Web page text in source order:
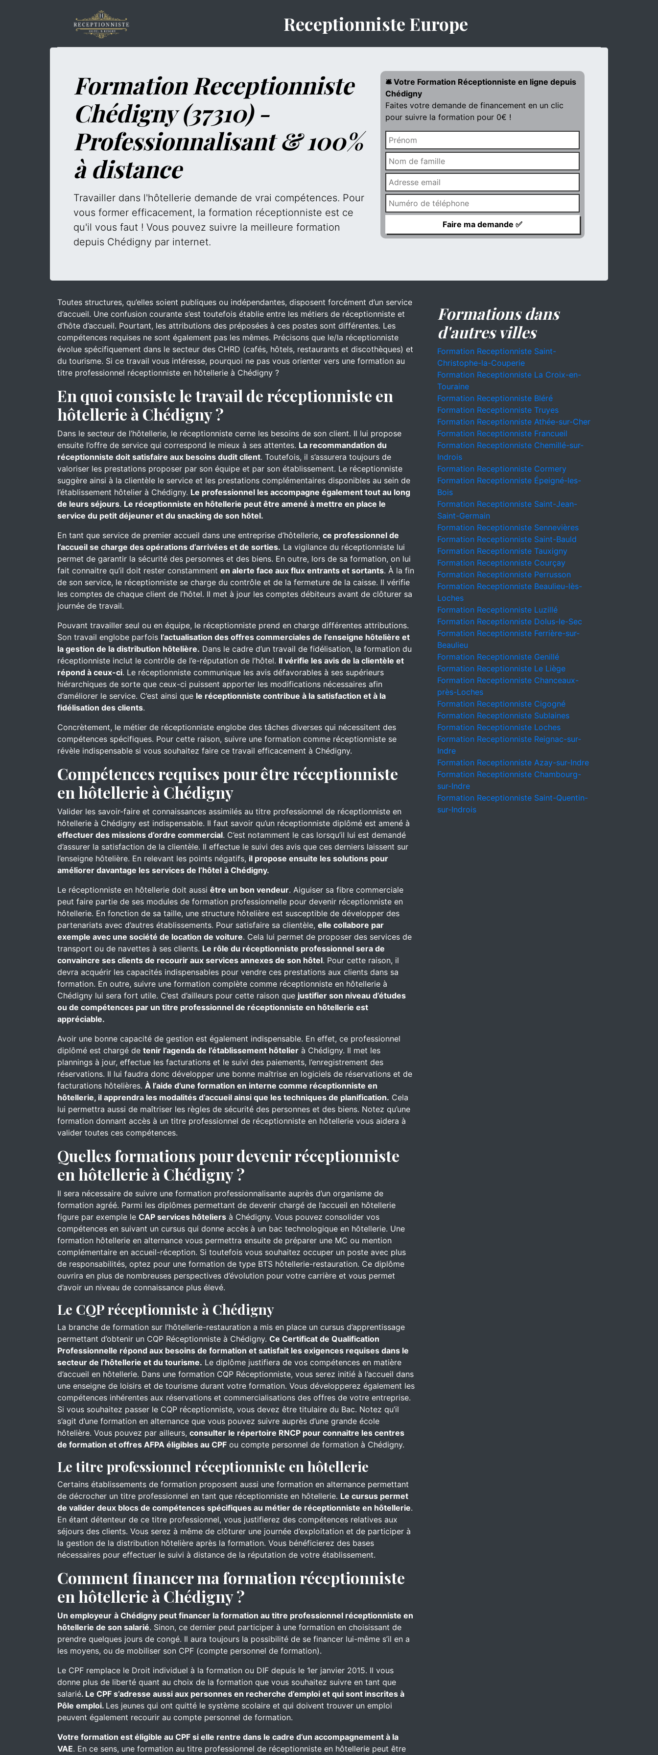
Receptionniste Europe
Formation Receptionniste
Chédigny (37310) -
Professionnalisant & 100%
à distance
Travailler dans l'hôtellerie demande de vrai compétences. Pour
vous former efficacement, la formation réceptionniste est ce
qu'il vous faut ! Vous pouvez suivre la meilleure formation
depuis Chédigny par internet.
🛎️ Votre Formation Réceptionniste en ligne depuis
Chédigny
Faites votre demande de financement en un clic
pour suivre la formation pour 0€ !
Toutes structures, qu’elles soient publiques ou indépendantes, disposent forcément d’un service
d’accueil. Une confusion courante s’est toutefois établie entre les métiers de réceptionniste et
d’hôte d’accueil. Pourtant, les attributions des préposées à ces postes sont différentes. Les
compétences requises ne sont également pas les mêmes. Précisons que le/la réceptionniste
évolue spécifiquement dans le secteur des CHRD (cafés, hôtels, restaurants et discothèques) et
du tourisme. Si ce travail vous intéresse, pourquoi ne pas vous orienter vers une formation au
titre professionnel réceptionniste en hôtellerie à Chédigny ?
En quoi consiste le travail de réceptionniste en
hôtellerie à Chédigny ?
Dans le secteur de l’hôtellerie, le réceptionniste cerne les besoins de son client. Il lui propose
ensuite l’offre de service qui correspond le mieux à ses attentes. La recommandation du
réceptionniste doit satisfaire aux besoins dudit client. Toutefois, il s’assurera toujours de
valoriser les prestations proposer par son équipe et par son établissement. Le réceptionniste
suggère ainsi à la clientèle le service et les prestations complémentaires disponibles au sein de
l’établissement hôtelier à Chédigny. Le professionnel les accompagne également tout au long
de leurs séjours. Le réceptionniste en hôtellerie peut être amené à mettre en place le
service du petit déjeuner et du snacking de son hôtel.
En tant que service de premier accueil dans une entreprise d’hôtellerie, ce professionnel de
l’accueil se charge des opérations d’arrivées et de sorties. La vigilance du réceptionniste lui
permet de garantir la sécurité des personnes et des biens. En outre, lors de sa formation, on lui
fait connaitre qu’il doit rester constamment en alerte face aux flux entrants et sortants. À la fin
de son service, le réceptionniste se charge du contrôle et de la fermeture de la caisse. Il vérifie
les comptes de chaque client de l’hôtel. Il met à jour les comptes débiteurs avant de clôturer sa
journée de travail.
Pouvant travailler seul ou en équipe, le réceptionniste prend en charge différentes attributions.
Son travail englobe parfois l’actualisation des offres commerciales de l’enseigne hôtelière et
la gestion de la distribution hôtelière. Dans le cadre d’un travail de fidélisation, la formation du
réceptionniste inclut le contrôle de l’e-réputation de l’hôtel. Il vérifie les avis de la clientèle et
répond à ceux-ci. Le réceptionniste communique les avis défavorables à ses supérieurs
hiérarchiques de sorte que ceux-ci puissent apporter les modifications nécessaires afin
d’améliorer le service. C’est ainsi que le réceptionniste contribue à la satisfaction et à la
fidélisation des clients.
Concrètement, le métier de réceptionniste englobe des tâches diverses qui nécessitent des
compétences spécifiques. Pour cette raison, suivre une formation comme réceptionniste se
révèle indispensable si vous souhaitez faire ce travail efficacement à Chédigny.
Compétences requises pour être réceptionniste
en hôtellerie à Chédigny
Valider les savoir-faire et connaissances assimilés au titre professionnel de réceptionniste en
hôtellerie à Chédigny est indispensable. Il faut savoir qu’un réceptionniste diplômé est amené à
effectuer des missions d’ordre commercial. C’est notamment le cas lorsqu’il lui est demandé
d’assurer la satisfaction de la clientèle. Il effectue le suivi des avis que ces derniers laissent sur
l’enseigne hôtelière. En relevant les points négatifs, il propose ensuite les solutions pour
améliorer davantage les services de l’hôtel à Chédigny.
Le réceptionniste en hôtellerie doit aussi être un bon vendeur. Aiguiser sa fibre commerciale
peut faire partie de ses modules de formation professionnelle pour devenir réceptionniste en
hôtellerie. En fonction de sa taille, une structure hôtelière est susceptible de développer des
partenariats avec d’autres établissements. Pour satisfaire sa clientèle, elle collabore par
exemple avec une société de location de voiture. Cela lui permet de proposer des services de
transport ou de navettes à ses clients. Le rôle du réceptionniste professionnel sera de
convaincre ses clients de recourir aux services annexes de son hôtel. Pour cette raison, il
devra acquérir les capacités indispensables pour vendre ces prestations aux clients dans sa
formation. En outre, suivre une formation complète comme réceptionniste en hôtellerie à
Chédigny lui sera fort utile. C’est d’ailleurs pour cette raison que justifier son niveau d’études
ou de compétences par un titre professionnel de réceptionniste en hôtellerie est
appréciable.
Avoir une bonne capacité de gestion est également indispensable. En effet, ce professionnel
diplômé est chargé de tenir l’agenda de l’établissement hôtelier à Chédigny. Il met les
plannings à jour, effectue les facturations et le suivi des paiements, l’enregistrement des
réservations. Il lui faudra donc développer une bonne maîtrise en logiciels de réservations et de
facturations hôtelières. À l’aide d’une formation en interne comme réceptionniste en
hôtellerie, il apprendra les modalités d’accueil ainsi que les techniques de planification. Cela
lui permettra aussi de maîtriser les règles de sécurité des personnes et des biens. Notez qu’une
formation donnant accès à un titre professionnel de réceptionniste en hôtellerie vous aidera à
valider toutes ces compétences.
Quelles formations pour devenir réceptionniste
en hôtellerie à Chédigny ?
Il sera nécessaire de suivre une formation professionnalisante auprès d’un organisme de
formation agréé. Parmi les diplômes permettant de devenir chargé de l’accueil en hôtellerie
figure par exemple le CAP services hôteliers à Chédigny. Vous pouvez consolider vos
compétences en suivant un cursus qui donne accès à un bac technologique en hôtellerie. Une
formation hôtellerie en alternance vous permettra ensuite de préparer une MC ou mention
complémentaire en accueil-réception. Si toutefois vous souhaitez occuper un poste avec plus
de responsabilités, optez pour une formation de type BTS hôtellerie-restauration. Ce diplôme
ouvrira en plus de nombreuses perspectives d’évolution pour votre carrière et vous permet
d’avoir un niveau de connaissance plus élevé.
Le CQP réceptionniste à Chédigny
La branche de formation sur l’hôtellerie-restauration a mis en place un cursus d’apprentissage
permettant d’obtenir un CQP Réceptionniste à Chédigny. Ce Certificat de Qualification
Professionnelle répond aux besoins de formation et satisfait les exigences requises dans le
secteur de l’hôtellerie et du tourisme. Le diplôme justifiera de vos compétences en matière
d’accueil en hôtellerie. Dans une formation CQP Réceptionniste, vous serez initié à l’accueil dans
une enseigne de loisirs et de tourisme durant votre formation. Vous développerez également les
compétences inhérentes aux réservations et commercialisations des offres de votre entreprise.
Si vous souhaitez passer le CQP réceptionniste, vous devez être titulaire du Bac. Notez qu’il
s’agit d’une formation en alternance que vous pouvez suivre auprès d’une grande école
hôtelière. Vous pouvez par ailleurs, consulter le répertoire RNCP pour connaitre les centres
de formation et offres AFPA éligibles au CPF ou compte personnel de formation à Chédigny.
Le titre professionnel réceptionniste en hôtellerie
Certains établissements de formation proposent aussi une formation en alternance permettant
de décrocher un titre professionnel en tant que réceptionniste en hôtellerie. Le cursus permet
de valider deux blocs de compétences spécifiques au métier de réceptionniste en hôtellerie.
En étant détenteur de ce titre professionnel, vous justifierez des compétences relatives aux
séjours des clients. Vous serez à même de clôturer une journée d’exploitation et de participer à
la gestion de la distribution hôtelière après la formation. Vous bénéficierez des bases
nécessaires pour effectuer le suivi à distance de la réputation de votre établissement.
Comment financer ma formation réceptionniste
en hôtellerie à Chédigny ?
Un employeur à Chédigny peut financer la formation au titre professionnel réceptionniste en
hôtellerie de son salarié. Sinon, ce dernier peut participer à une formation en choisissant de
prendre quelques jours de congé. Il aura toujours la possibilité de se financer lui-même s’il en a
les moyens, ou de mobiliser son CPF (compte personnel de formation).
Le CPF remplace le Droit individuel à la formation ou DIF depuis le 1er janvier 2015. Il vous
donne plus de liberté quant au choix de la formation que vous souhaitez suivre en tant que
salarié. Le CPF s’adresse aussi aux personnes en recherche d’emploi et qui sont inscrites à
Pôle emploi. Les jeunes qui ont quitté le système scolaire et qui doivent trouver un emploi
peuvent également recourir au compte personnel de formation.
Votre formation est éligible au CPF si elle rentre dans le cadre d’un accompagnement à la
VAE. En ce sens, une formation au titre professionnel de réceptionniste en hôtellerie peut être
Formations dans
d'autres villes
Formation Receptionniste Saint-
Christophe-la-Couperie
Formation Receptionniste La Croix-en-
Touraine
Formation Receptionniste Bléré
Formation Receptionniste Truyes
Formation Receptionniste Athée-sur-Cher
Formation Receptionniste Francueil
Formation Receptionniste Chemillé-sur-
Indrois
Formation Receptionniste Cormery
Formation Receptionniste Épeigné-les-
Bois
Formation Receptionniste Saint-Jean-
Saint-Germain
Formation Receptionniste Sennevières
Formation Receptionniste Saint-Bauld
Formation Receptionniste Tauxigny
Formation Receptionniste Courçay
Formation Receptionniste Perrusson
Formation Receptionniste Beaulieu-lès-
Loches
Formation Receptionniste Luzillé
Formation Receptionniste Dolus-le-Sec
Formation Receptionniste Ferrière-sur-
Beaulieu
Formation Receptionniste Genillé
Formation Receptionniste Le Liège
Formation Receptionniste Chanceaux-
près-Loches
Formation Receptionniste Cigogné
Formation Receptionniste Sublaines
Formation Receptionniste Loches
Formation Receptionniste Reignac-sur-
Indre
Formation Receptionniste Azay-sur-Indre
Formation Receptionniste Chambourg-
sur-Indre
Formation Receptionniste Saint-Quentin-
sur-Indrois